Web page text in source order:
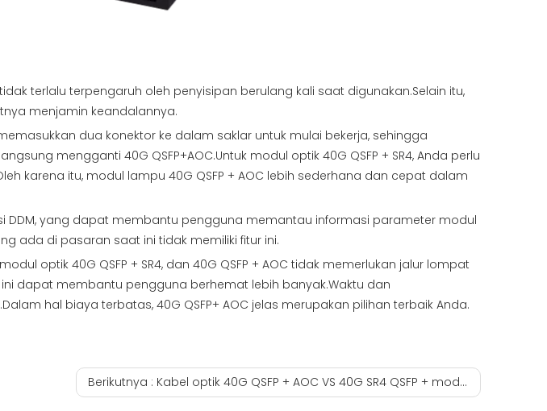
terlalu terpengaruh oleh penyisipan berulang kali saat digunakan.Selain itu,
menjamin keandalannya.
dua konektor ke dalam saklar untuk mulai bekerja, sehingga
mengganti 40G QSFP+AOC.Untuk modul optik 40G QSFP + SR4, Anda perlu
karena itu, modul lampu 40G QSFP + AOC lebih sederhana dan cepat dalam
DDM, yang dapat membantu pengguna memantau informasi parameter modul
ada di pasaran saat ini tidak memiliki fitur ini.
optik 40G QSFP + SR4, dan 40G QSFP + AOC tidak memerlukan jalur lompat
dapat membantu pengguna berhemat lebih banyak.Waktu dan
hal biaya terbatas, 40G QSFP+ AOC jelas merupakan pilihan terbaik Anda.
Berikutnya : Kabel optik 40G QSFP + AOC VS 40G SR4 QSFP + modul optik